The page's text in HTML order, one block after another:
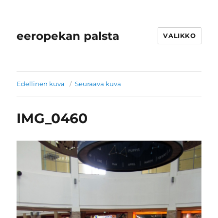
eeropekan palsta VALIKKO
Edellinen kuva Seuraava kuva
IMG_0460